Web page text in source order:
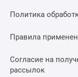
Политика
Правила
Согласие на
рассылок